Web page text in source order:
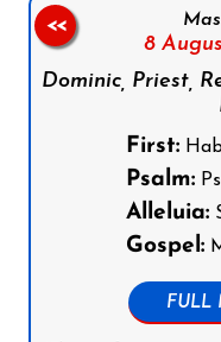
8
Dominic, Priest,
First:
Psalm:
Alleluia:
Gospel:
FULL
<<